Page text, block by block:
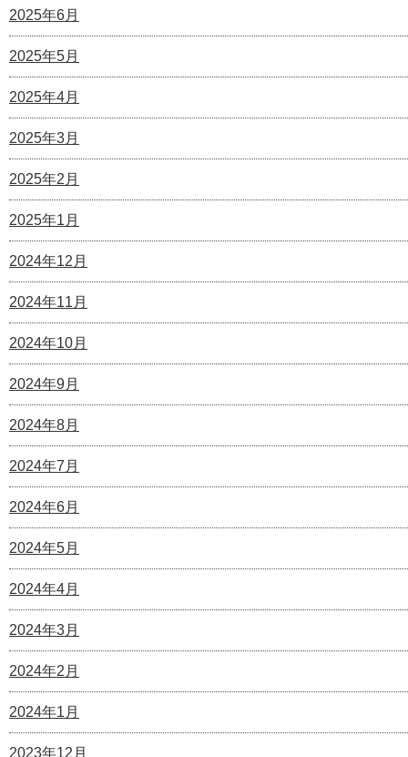
2025年6月
2025年5月
2025年4月
2025年3月
2025年2月
2025年1月
2024年12月
2024年11月
2024年10月
2024年9月
2024年8月
2024年7月
2024年6月
2024年5月
2024年4月
2024年3月
2024年2月
2024年1月
2023年12月